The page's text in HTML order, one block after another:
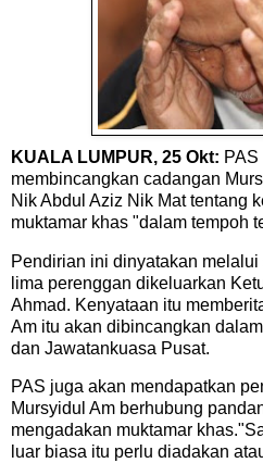
KUALA LUMPUR, 25 Okt:
membincangkan cadangan
Nik Abdul Aziz Nik Mat tentang
muktamar khas "dalam tempoh
Pendirian ini dinyatakan
lima perenggan dikeluarkan
Ahmad. Kenyataan itu
Am itu akan dibincangkan
dan Jawatankuasa Pusat.
PAS juga akan mendapatkan
Mursyidul Am berhubung
mengadakan muktamar
luar biasa itu perlu diadakan